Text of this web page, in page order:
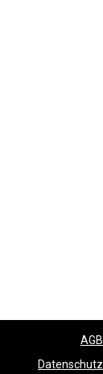
AGB
Datenschutz